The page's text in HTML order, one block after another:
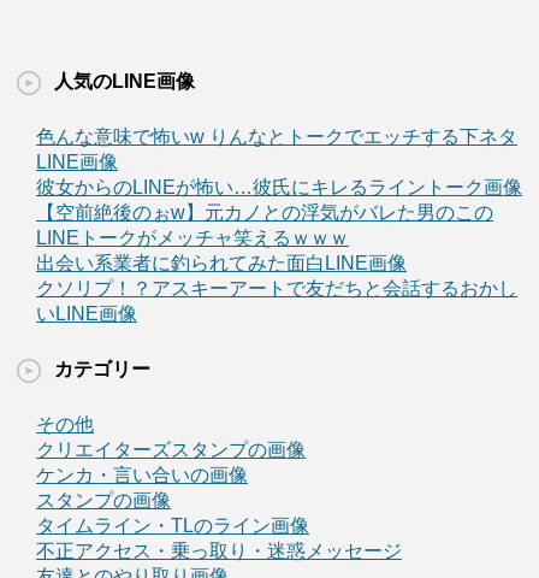
人気のLINE画像
色んな意味で怖いw りんなとトークでエッチする下ネタ
LINE画像
彼女からのLINEが怖い…彼氏にキレるライントーク画像
【空前絶後のぉw】元カノとの浮気がバレた男のこの
LINEトークがメッチャ笑えるｗｗｗ
出会い系業者に釣られてみた面白LINE画像
クソリプ！？アスキーアートで友だちと会話するおかし
いLINE画像
カテゴリー
その他
クリエイターズスタンプの画像
ケンカ・言い合いの画像
スタンプの画像
タイムライン・TLのライン画像
不正アクセス・乗っ取り・迷惑メッセージ